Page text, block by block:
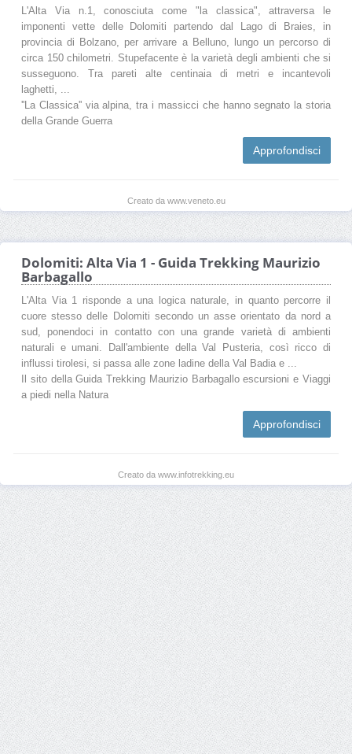
L'Alta Via n.1, conosciuta come "la classica", attraversa le
imponenti vette delle Dolomiti partendo dal Lago di Braies, in
provincia di Bolzano, per arrivare a Belluno, lungo un percorso di
circa 150 chilometri. Stupefacente è la varietà degli ambienti che si
susseguono. Tra pareti alte centinaia di metri e incantevoli
laghetti, ...
''La Classica'' via alpina, tra i massicci che hanno segnato la storia
della Grande Guerra
Approfondisci
Creato da www.veneto.eu
Dolomiti: Alta Via 1 - Guida Trekking Maurizio
Barbagallo
L'Alta Via 1 risponde a una logica naturale, in quanto percorre il
cuore stesso delle Dolomiti secondo un asse orientato da nord a
sud, ponendoci in contatto con una grande varietà di ambienti
naturali e umani. Dall'ambiente della Val Pusteria, così ricco di
influssi tirolesi, si passa alle zone ladine della Val Badia e ...
Il sito della Guida Trekking Maurizio Barbagallo escursioni e Viaggi
a piedi nella Natura
Approfondisci
Creato da www.infotrekking.eu